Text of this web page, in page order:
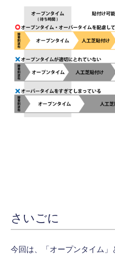
さいごに
今回は、「オープンタイム